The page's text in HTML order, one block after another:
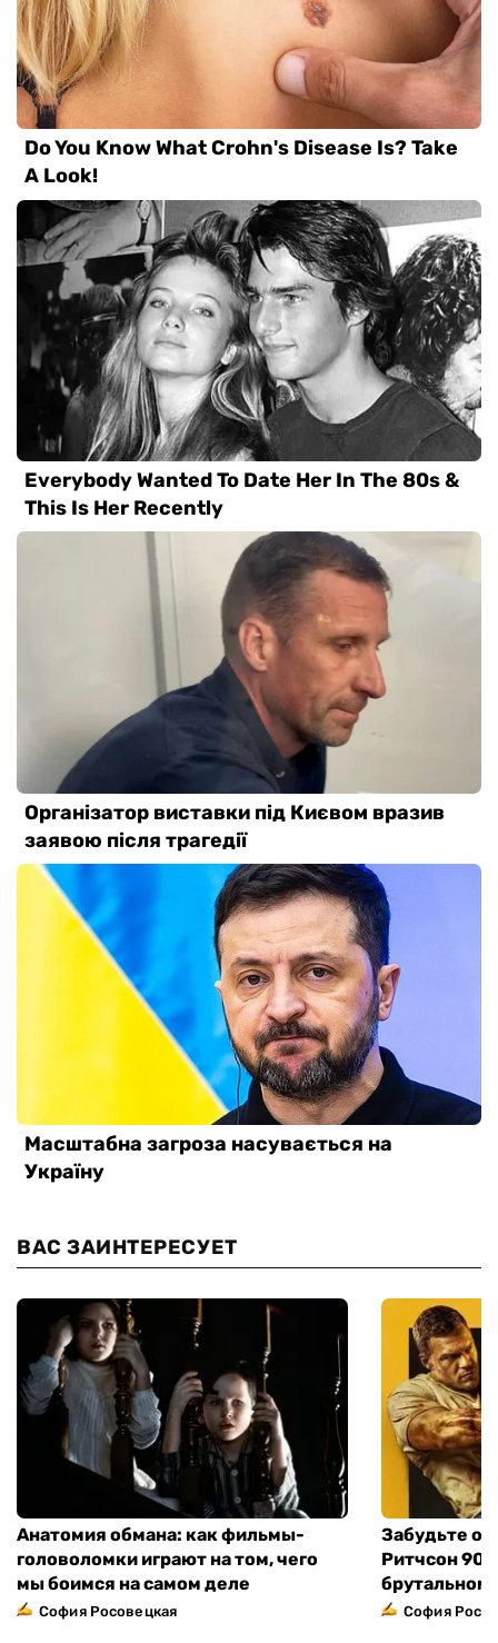
ВАС ЗАИНТЕРЕСУЕТ
Анатомия обмана: как фильмы-
головоломки играют на том, чего
мы боимся на самом деле
София Росовецкая
Забудьте о
Ритчсон 90
брутальном
София